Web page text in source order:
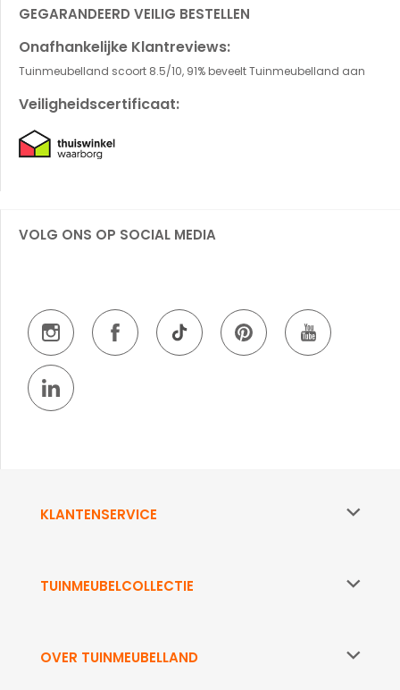
GEGARANDEERD VEILIG BESTELLEN
Onafhankelijke Klantreviews:
Tuinmeubelland scoort 8.5/10, 91% beveelt Tuinmeubelland aan
Veiligheidscertificaat:
VOLG ONS OP SOCIAL MEDIA
KLANTENSERVICE
TUINMEUBELCOLLECTIE
OVER TUINMEUBELLAND